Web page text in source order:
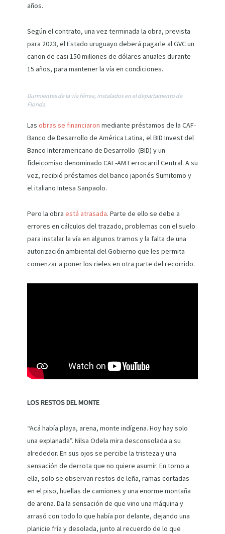
años.
Según el contrato, una vez terminada la obra, prevista
para 2023, el Estado uruguayo deberá pagarle al GVC un
canon de casi 150 millones de dólares anuales durante
15 años, para mantener la vía en condiciones.
Durmientes de la vía férrea, instalados en el departamento de
Florida.
Las obras se financiaron mediante préstamos de la CAF-
Banco de Desarrollo de América Latina, el BID Invest del
Banco Interamericano de Desarrollo (BID) y un
fideicomiso denominado CAF-AM Ferrocarril Central. A su
vez, recibió préstamos del banco japonés Sumitomo y
el italiano Intesa Sanpaolo.
Pero la obra está atrasada. Parte de ello se debe a
errores en cálculos del trazado, problemas con el suelo
para instalar la vía en algunos tramos y la falta de una
autorización ambiental del Gobierno que les permita
comenzar a poner los rieles en otra parte del recorrido.
LOS RESTOS DEL MONTE
“Acá había playa, arena, monte indígena. Hoy hay solo
una explanada”. Nilsa Odela mira desconsolada a su
alrededor. En sus ojos se percibe la tristeza y una
sensación de derrota que no quiere asumir. En torno a
ella, solo se observan restos de leña, ramas cortadas
en el piso, huellas de camiones y una enorme montaña
de arena. Da la sensación de que vino una máquina y
arrasó con todo lo que había por delante, dejando una
planicie fría y desolada, junto al recuerdo de lo que